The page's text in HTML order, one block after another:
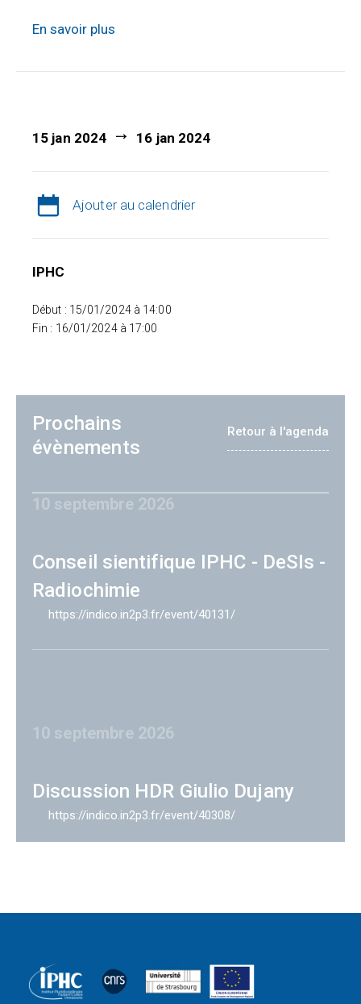
En savoir plus
15 jan 2024 16 jan 2024
Ajouter au calendrier
IPHC
Début : 15/01/2024 à 14:00
Fin : 16/01/2024 à 17:00
Prochains
évènements
Retour à l'agenda
10 septembre 2026
Conseil sientifique IPHC - DeSIs -
Radiochimie
https://indico.in2p3.fr/event/40131/
10 septembre 2026
Discussion HDR Giulio Dujany
https://indico.in2p3.fr/event/40308/